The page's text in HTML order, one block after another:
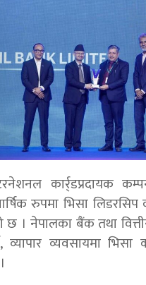
कार्र्डप्रदायक
रुपमा भिसा
छ । नेपालका बैंक तथा
व्यवसायमा भिसा